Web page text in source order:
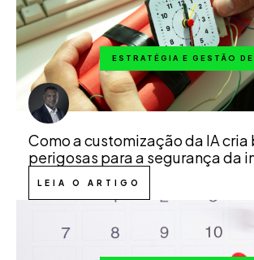
ESTRATÉGIA E GESTÃO
Como a customização da IA cria
perigosas para a segurança da
LEIA O ARTIGO